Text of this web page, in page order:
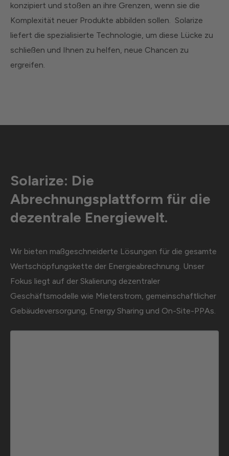
konzipiert und stoßen an ihre Grenzen, wenn sie die
Komplexität neuer Produkte abbilden sollen. Solarize
liefert die spezialisierte Technologie, um diese Lücke zu
schließen und Ihnen zu helfen, neue Chancen zu
ergreifen.
Solarize: Die
Abrechnungsplattform für die
dezentrale Energiewelt.
Wir bieten maßgeschneiderte Lösungen für die gesamte
Wertschöpfungskette der Energieabrechnung. Unser
Fokus liegt auf der Skalierung dezentraler
Geschäftsmodelle wie Mieterstrom, gemeinschaftlicher
Gebäudeversorgung, Energy Sharing und On-Site-PPAs.